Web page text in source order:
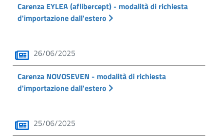
Carenza EYLEA (aflibercept) - modalità di richiesta
d'importazione dall'estero
26/06/2025
Carenza NOVOSEVEN - modalità di richiesta
d'importazione dall'estero
25/06/2025